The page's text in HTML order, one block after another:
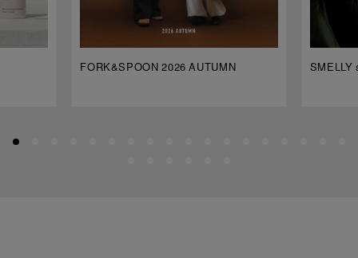
FORK&SPOON 2026 AUTUMN SMELLY